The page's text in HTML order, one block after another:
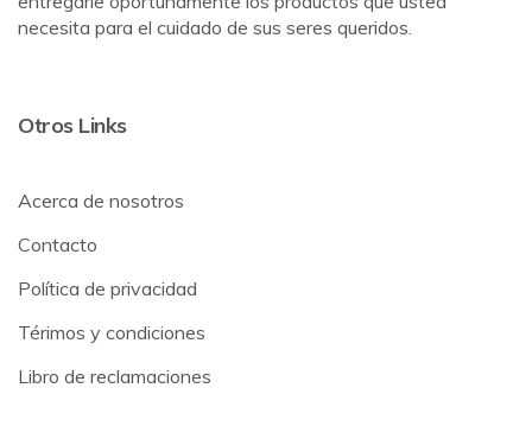
necesita para el cuidado de sus seres queridos.
Otros Links
Acerca de nosotros
Contacto
Política de privacidad
Térimos y condiciones
Libro de reclamaciones